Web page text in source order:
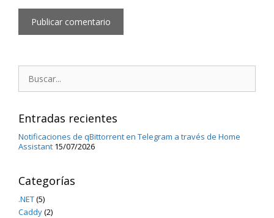
Buscar:
Entradas recientes
Notificaciones de qBittorrent en Telegram a través de Home
Assistant 15/07/2026
Categorías
.NET(5)
Caddy(2)